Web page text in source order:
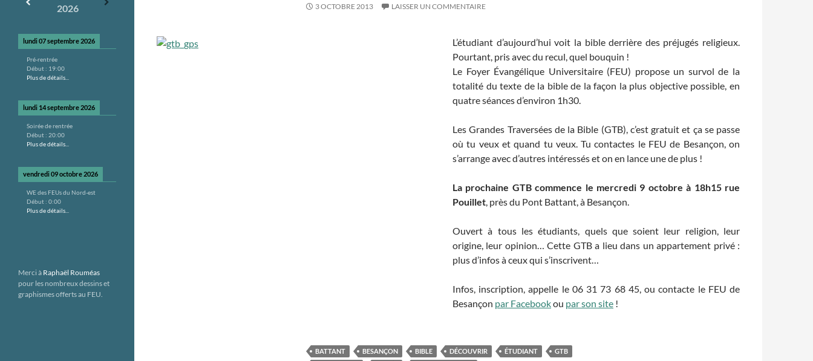
3 OCTOBRE 2013 LAISSER UN COMMENTAIRE
L’étudiant d’aujourd’hui voit la bible derrière des préjugés religieux.
Pourtant, pris avec du recul, quel bouquin !
Le Foyer Évangélique Universitaire (FEU) propose un survol de la
totalité du texte de la bible de la façon la plus objective possible, en
quatre séances d’environ 1h30.
Les Grandes Traversées de la Bible (GTB), c’est gratuit et ça se passe
où tu veux et quand tu veux. Tu contactes le FEU de Besançon, on
s’arrange avec d’autres intéressés et on en lance une de plus !
La prochaine GTB commence le mercredi 9 octobre à 18h15 rue
Pouillet, près du Pont Battant, à Besançon.
Ouvert à tous les étudiants, quels que soient leur religion, leur
origine, leur opinion… Cette GTB a lieu dans un appartement privé :
plus d’infos à ceux qui s’inscrivent…
Infos, inscription, appelle le 06 31 73 68 45, ou contacte le FEU de
Besançon par Facebookou par son site !
BATTANT BESANÇON BIBLE DÉCOUVRIR ÉTUDIANT
GTB
2026
lundi 07 septembre 2026
Pré-rentrée
Début : 19:00
Plus de détails...
lundi 14 septembre 2026
Soirée de rentrée
Début : 20:00
Plus de détails...
vendredi 09 octobre 2026
WE des FEUs du Nord-est
Début : 0:00
Plus de détails...
Merci à Raphaël Rouméas
pour les nombreux dessins et
graphismes offerts au FEU.